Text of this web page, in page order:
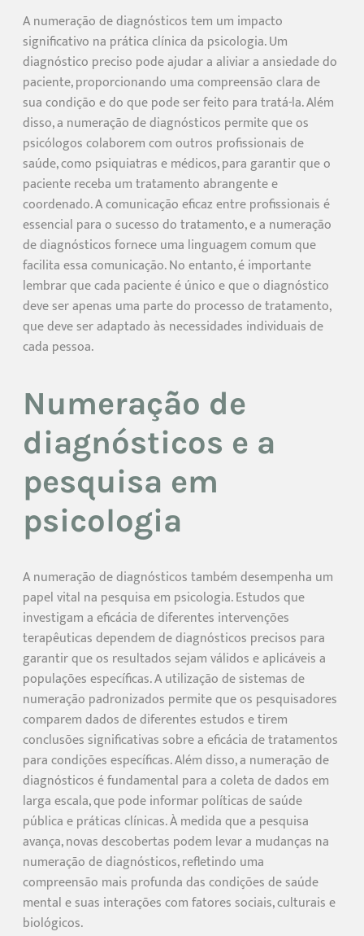
A numeração de diagnósticos tem um impacto
significativo na prática clínica da psicologia. Um
diagnóstico preciso pode ajudar a aliviar a ansiedade do
paciente, proporcionando uma compreensão clara de
sua condição e do que pode ser feito para tratá-la. Além
disso, a numeração de diagnósticos permite que os
psicólogos colaborem com outros profissionais de
saúde, como psiquiatras e médicos, para garantir que o
paciente receba um tratamento abrangente e
coordenado. A comunicação eficaz entre profissionais é
essencial para o sucesso do tratamento, e a numeração
de diagnósticos fornece uma linguagem comum que
facilita essa comunicação. No entanto, é importante
lembrar que cada paciente é único e que o diagnóstico
deve ser apenas uma parte do processo de tratamento,
que deve ser adaptado às necessidades individuais de
cada pessoa.
Numeração de
diagnósticos e a
pesquisa em
psicologia
A numeração de diagnósticos também desempenha um
papel vital na pesquisa em psicologia. Estudos que
investigam a eficácia de diferentes intervenções
terapêuticas dependem de diagnósticos precisos para
garantir que os resultados sejam válidos e aplicáveis a
populações específicas. A utilização de sistemas de
numeração padronizados permite que os pesquisadores
comparem dados de diferentes estudos e tirem
conclusões significativas sobre a eficácia de tratamentos
para condições específicas. Além disso, a numeração de
diagnósticos é fundamental para a coleta de dados em
larga escala, que pode informar políticas de saúde
pública e práticas clínicas. À medida que a pesquisa
avança, novas descobertas podem levar a mudanças na
numeração de diagnósticos, refletindo uma
compreensão mais profunda das condições de saúde
mental e suas interações com fatores sociais, culturais e
biológicos.